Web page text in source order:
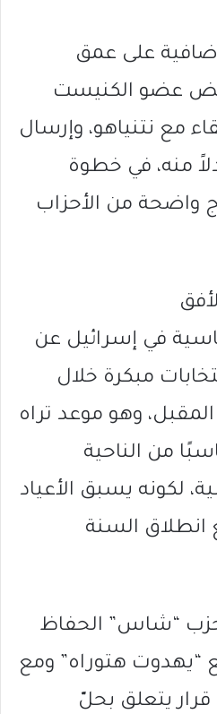
على عمق
عضو الكنيست
مع نتنياهو، وإرسال
منه، في خطوة
واضحة من الأحزاب
في إسرائيل عن
مبكرة خلال
وهو موعد تراه
من الناحية
لكونه يسبق الأعياد
انطلاق السنة
حزب “شاس” الحفاظ
“يهدوت هتوراه” ومع
قرار يتعلق بحلّ